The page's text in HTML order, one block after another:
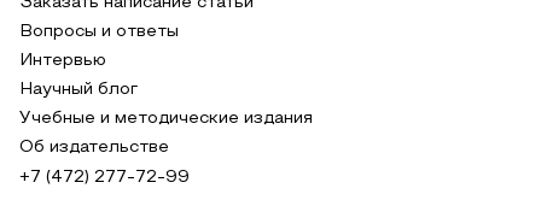
Вопросы и ответы
Интервью
Научный блог
Учебные и методические издания
Об издательстве
+7 (472) 277-72-99